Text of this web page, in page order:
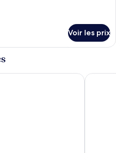
Voir les prix
Pacific